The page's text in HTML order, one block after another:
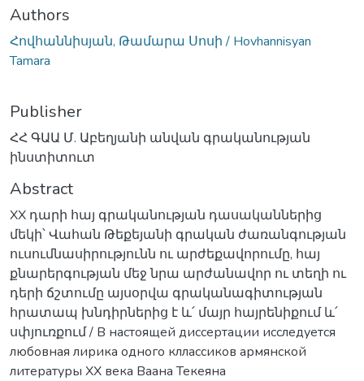
Authors
Հովհաննիսյան, Թամարա Սոսի / Hovhannisyan
Tamara
Publisher
ՀՀ ԳԱԱ Մ. Աբեղյանի անվան գրականության
ինստիտուտ
Abstract
XX դարի հայ գրականության դասականներից
մեկի՝ Վահան Թեքեյանի գրական ժառանգության
ուսումնասիրությունն ու արժեքավորումը, հայ
քնարերգության մեջ նրա արժանավոր ու տեղի ու
դերի ճշտումը այսօրվա գրականագիտության
հրատապ խնդիրներից է և՛ մայր հայրենիքում և՛
սփյուռքում / В настоящей диссертации исследуется
любовная лирика одного кллассиков армянской
литературы XX века Ваана Текеяна